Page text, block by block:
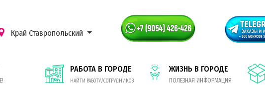
Край Ставропольский
РАБОТА В ГОРОДЕ
НАЙТИ РАБОТУ/СОТРУДНИКОВ
ЖИЗНЬ В ГОРОДЕ
ПОЛЕЗНАЯ ИНФОРМАЦИЯ